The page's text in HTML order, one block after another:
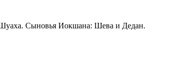
Сыновья Иокшана: Шева и Дедан.